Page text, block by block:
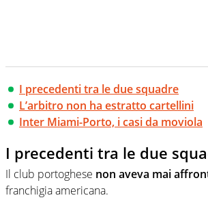
I precedenti tra le due squadre
L’arbitro non ha estratto cartellini
Inter Miami-Porto, i casi da moviola
I precedenti tra le due
Il club portoghese non aveva mai
franchigia americana.